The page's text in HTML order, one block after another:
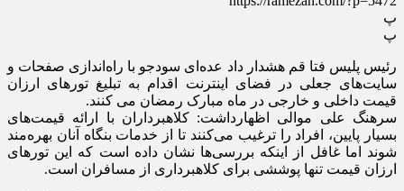
پ
پ
رئیس پلیس فتا قم هشدار داد عده‌ای سودجو با راه‌اندازی صفحات و
سایت‌های جعلی در فضای اینترنت اقدام به تبلیغ تورهای ارزان
قیمت داخلی و خارجی در ماه مبارک رمضان می کنند.
سرهنگ علی موالی اظهارداشت: کلاهبرداران با ارائه قیمت‌های
بسیار پایین، افراد را ترغیب می‌کنند تا از خدمات بنگاه آنان بهره‌مند
شوند اما غافل از اینکه بررسی‌ها نشان داده است که این تورهای
ارزان قیمت تنها پوششی برای کلاهبرداری از مسافران است.